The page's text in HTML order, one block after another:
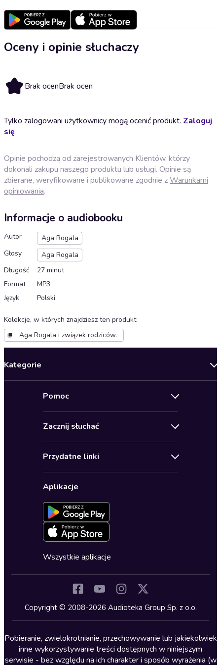
Oceny i opinie słuchaczy
Brak ocenBrak ocen
Tylko zalogowani użytkownicy mogą ocenić produkt. Zaloguj
się
Opinie pochodzą od zarejestrowanych Klientów, którzy
dokonali zakupu naszego produktu lub usługi. Opinie są
zbierane, weryfikowane i publikowane zgodnie zWarunkami
opiniowania.
Informacje o audiobooku
Autor
Aga Rogala
Głosy
Aga Rogala
Długość
27 minut
Format
MP3
Język
Polski
Kolekcje, w których znajdziesz ten produkt:
Aga Rogala i związek rodziców.
Kategorie
Biznes, marketing, ekonomia
Dla młodzieży
Kryminały
Lektury szkolne
Literatura anglojęzyczna
Literatura faktu
Pomoc
Pomoc
Ustawienia prywatności
Formularz zgłaszania nielegalnych treści
Deklaracja dostępności
Zacznij słuchać
Karnety
Oferta dla firm i bibliotek
Przydatne linki
Dołącz do newslettera
Blog
Zapowiedzi
Cykle audiobooków
Aplikacje
Wszystkie aplikacje
Copyright © 2008-2026 Audioteka Group Sp. z o.o.
Pobieranie, zwielokrotnianie, przechowywanie lub jakiekolwiek
inne wykorzystywanie treści dostępnych w niniejszym
serwisie - bez względu na ich charakter i sposób wyrażenia (w